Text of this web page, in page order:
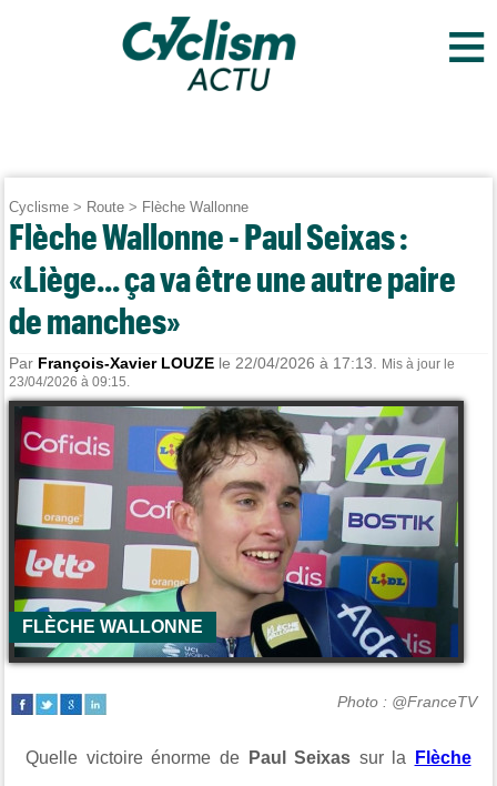
≡
Cyclisme > Route > Flèche Wallonne
Flèche Wallonne - Paul Seixas :
«Liège... ça va être une autre paire
de manches»
Par François-Xavier LOUZE le 22/04/2026 à 17:13.
Mis à jour le
23/04/2026 à 09:15.
FLÈCHE WALLONNE
Photo : @FranceTV
Quelle victoire énorme de Paul Seixas sur la Flèche